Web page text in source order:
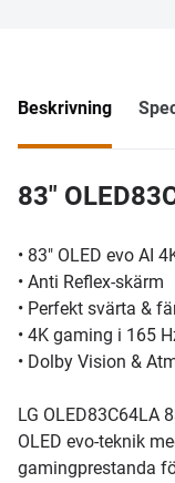
Beskrivning
83"
• 83" OLED evo AI
• Anti Reflex-skärm
• Perfekt svärta &
• 4K gaming i 165
• Dolby Vision &
LG OLED83C64LA
OLED evo-teknik
gamingprestanda